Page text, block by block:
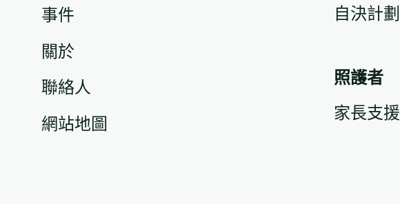
事件
關於
聯絡人
網站地圖
自決計劃
照護者
家長支援